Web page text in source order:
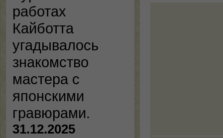
работах
Кайботта
угадывалось
знакомство
мастера с
японскими
гравюрами.
31.12.2025